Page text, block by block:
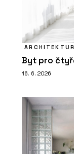
Byt pro
16. 6. 2026